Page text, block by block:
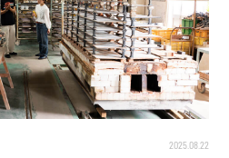
2025.08.22